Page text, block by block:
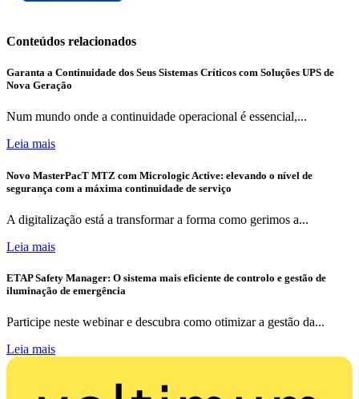
Conteúdos relacionados
Garanta a Continuidade dos Seus Sistemas Críticos com Soluções UPS de
Nova Geração
Num mundo onde a continuidade operacional é essencial,...
Leia mais
Novo MasterPacT MTZ com Micrologic Active: elevando o nível de
segurança com a máxima continuidade de serviço
A digitalização está a transformar a forma como gerimos a...
Leia mais
ETAP Safety Manager: O sistema mais eficiente de controlo e gestão de
iluminação de emergência
Participe neste webinar e descubra como otimizar a gestão da...
Leia mais